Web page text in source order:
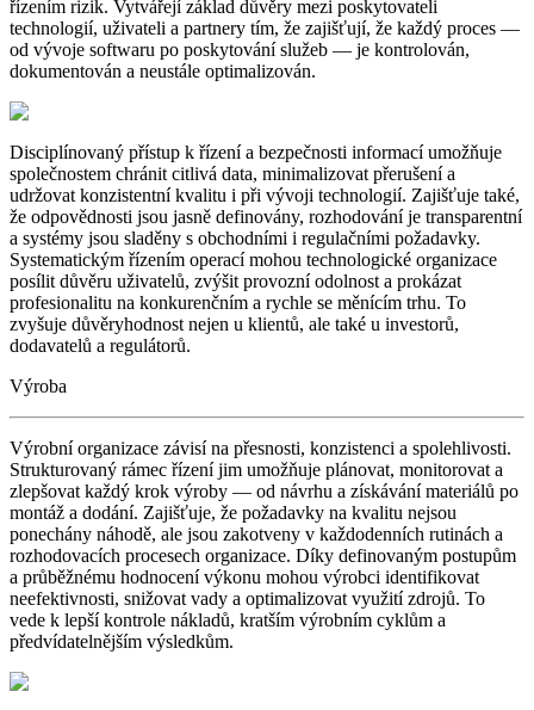
řízením rizik. Vytvářejí základ důvěry mezi poskytovateli
technologií, uživateli a partnery tím, že zajišťují, že každý proces —
od vývoje softwaru po poskytování služeb — je kontrolován,
dokumentován a neustále optimalizován.
Disciplínovaný přístup k řízení a bezpečnosti informací umožňuje
společnostem chránit citlivá data, minimalizovat přerušení a
udržovat konzistentní kvalitu i při vývoji technologií. Zajišťuje také,
že odpovědnosti jsou jasně definovány, rozhodování je transparentní
a systémy jsou sladěny s obchodními i regulačními požadavky.
Systematickým řízením operací mohou technologické organizace
posílit důvěru uživatelů, zvýšit provozní odolnost a prokázat
profesionalitu na konkurenčním a rychle se měnícím trhu. To
zvyšuje důvěryhodnost nejen u klientů, ale také u investorů,
dodavatelů a regulátorů.
Výroba
Výrobní organizace závisí na přesnosti, konzistenci a spolehlivosti.
Strukturovaný rámec řízení jim umožňuje plánovat, monitorovat a
zlepšovat každý krok výroby — od návrhu a získávání materiálů po
montáž a dodání. Zajišťuje, že požadavky na kvalitu nejsou
ponechány náhodě, ale jsou zakotveny v každodenních rutinách a
rozhodovacích procesech organizace. Díky definovaným postupům
a průběžnému hodnocení výkonu mohou výrobci identifikovat
neefektivnosti, snižovat vady a optimalizovat využití zdrojů. To
vede k lepší kontrole nákladů, kratším výrobním cyklům a
předvídatelnějším výsledkům.